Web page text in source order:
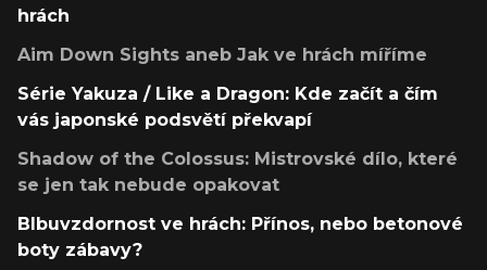
hrách
Aim Down Sights aneb Jak ve hrách míříme
Série Yakuza / Like a Dragon: Kde začít a čím
vás japonské podsvětí překvapí
Shadow of the Colossus: Mistrovské dílo, které
se jen tak nebude opakovat
Blbuvzdornost ve hrách: Přínos, nebo betonové
boty zábavy?